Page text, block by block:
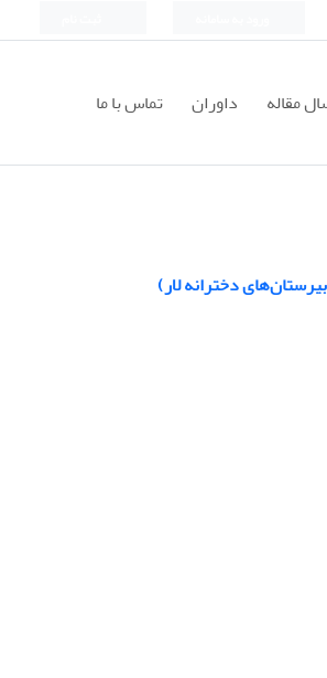
مقاله داوران تماس با ما
دخترانه لار)